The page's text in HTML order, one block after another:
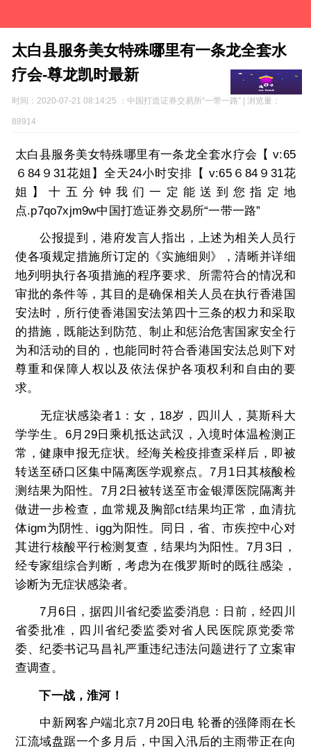
太白县服务美女特殊哪里有一条龙全套水
疗会-尊龙凯时最新
时间：2020-07-21 08:14:25 ：中国打造证券交易所“一带一路” | 浏览量：
88914
太白县服务美女特殊哪里有一条龙全套水疗会【 v:65
６84９31花姐】全天24小时安排【 v:65６84９31花
姐】十五分钟我们一定能送到您指定地
点.p7qo7xjm9w中国打造证券交易所“一带一路”
公报提到，港府发言人指出，上述为相关人员行
使各项规定措施所订定的《实施细则》，清晰并详细
地列明执行各项措施的程序要求、所需符合的情况和
审批的条件等，其目的是确保相关人员在执行香港国
安法时，所行使香港国安法第四十三条的权力和采取
的措施，既能达到防范、制止和惩治危害国家安全行
为和活动的目的，也能同时符合香港国安法总则下对
尊重和保障人权以及依法保护各项权利和自由的要
求。
无症状感染者1：女，18岁，四川人，莫斯科大
学学生。6月29日乘机抵达武汉，入境时体温检测正
常，健康申报无症状。经海关检疫排查采样后，即被
转送至硚口区集中隔离医学观察点。7月1日其核酸检
测结果为阳性。7月2日被转送至市金银潭医院隔离并
做进一步检查，血常规及胸部ct结果均正常，血清抗
体igm为阴性、igg为阳性。同日，省、市疾控中心对
其进行核酸平行检测复查，结果均为阳性。7月3日，
经专家组综合判断，考虑为在俄罗斯时的既往感染，
诊断为无症状感染者。
7月6日，据四川省纪委监委消息：日前，经四川
省委批准，四川省纪委监委对省人民医院原党委常
委、纪委书记马昌礼严重违纪违法问题进行了立案审
查调查。
下一战，淮河！
中新网客户端北京7月20日电 轮番的强降雨在长
江流域盘踞一个多月后，中国入汛后的主雨带正在向